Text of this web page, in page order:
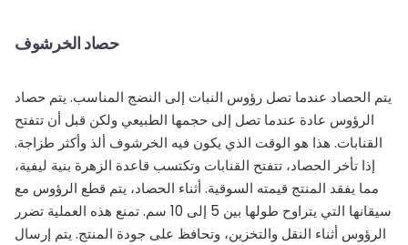
حصاد الخرشوف
يتم الحصاد عندما تصل رؤوس النبات إلى النضج المناسب. يتم حصاد
الرؤوس عادة عندما تصل إلى حجمها الطبيعي ولكن قبل أن تتفتح
القنابات. هذا هو الوقت الذي يكون فيه الخرشوف ألذ وأكثر طزاجة.
إذا تأخر الحصاد، تتفتح القنابات وتكتسب قاعدة الزهرة بنية ليفية،
مما يفقد المنتج قيمته السوقية. أثناء الحصاد، يتم قطع الرؤوس مع
سيقانها التي يتراوح طولها بين 5 إلى 10 سم. تمنع هذه العملية تضرر
الرؤوس أثناء النقل والتخزين، وتحافظ على جودة المنتج. يتم إرسال